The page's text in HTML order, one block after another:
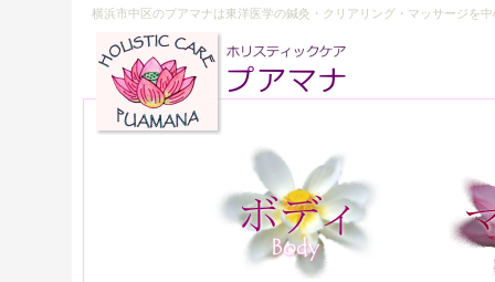
横浜市中区のプアマナは東洋医学の鍼灸・クリアリング・マッサージを